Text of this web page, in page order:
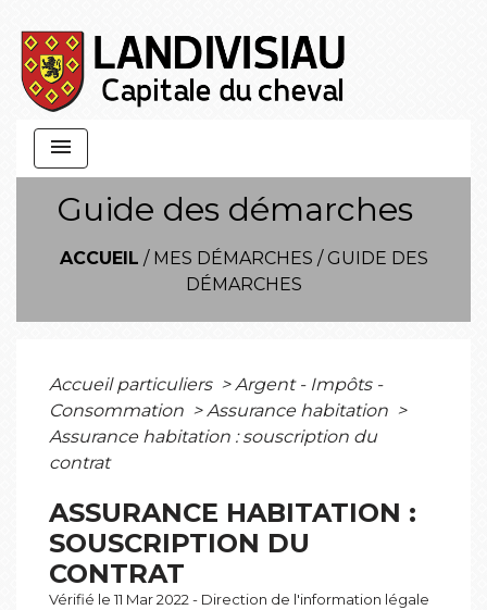
menu
Guide des démarches
ACCUEIL / MES DÉMARCHES / GUIDE DES
DÉMARCHES
Accueil particuliers > Argent - Impôts -
Consommation > Assurance habitation >
Assurance habitation : souscription du
contrat
ASSURANCE HABITATION :
SOUSCRIPTION DU
CONTRAT
Vérifié le 11 Mar 2022 - Direction de l'information légale